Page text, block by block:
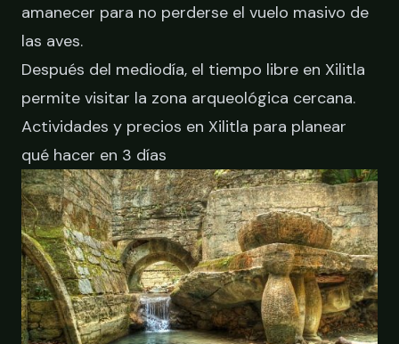
amanecer para no perderse el vuelo masivo de
las aves.
Después del mediodía, el tiempo libre en Xilitla
permite visitar la zona arqueológica cercana.
Actividades y precios en Xilitla para planear
qué hacer en 3 días